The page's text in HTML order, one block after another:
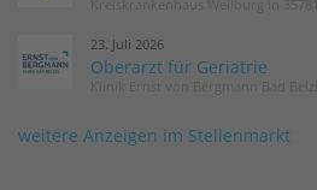
23. Juli 2026
Oberarzt für Geriatrie
weitere Anzeigen im Stellenmarkt